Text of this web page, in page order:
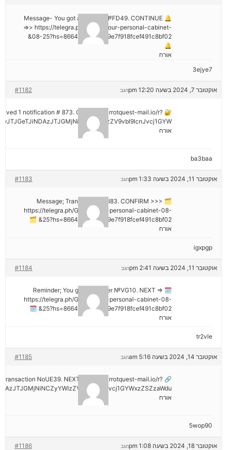
🔔 Message- You got a transfer №FD49. CONTINUE
=>> https://telegra.ph/Go-to-your-personal-cabinet-
08-25?hs=8664c520642b9e7f918fcef491c8bf02&
🔔
אורח
3ejye7
אוקטובר 7, 2024 בשעה 12:20 pm #1182 הגב
1 notification # 873. Go > out.carrotquest-mail.io/r?
אורח
ba3baa
אוקטובר 11, 2024 בשעה 1:33 pm #1183 הגב
🗂 Message; Transaction #KI83. CONFIRM >>>
https://telegra.ph/Go-to-your-personal-cabinet-08-
25?hs=8664c520642b9e7f918fcef491c8bf02& 🗂
אורח
igxpgp
אוקטובר 11, 2024 בשעה 2:41 pm #1184 הגב
🗓 Reminder; You got a transfer №VG10. NEXT =>
https://telegra.ph/Go-to-your-personal-cabinet-08-
25?hs=8664c520642b9e7f918fcef491c8bf02& 🗓
אורח
tr2vle
אוקטובר 14, 2024 בשעה 5:16 am #1185 הגב
Transaction NoUE39. NEXT >> out.carrotquest-mail.io/r?
אורח
5wop90
אוקטובר 18, 2024 בשעה 1:08 pm #1186 הגב